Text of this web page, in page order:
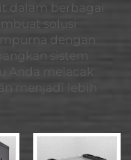
dalam berbagai
solusi
dengan
sistem
Anda melacak
menjadi lebih